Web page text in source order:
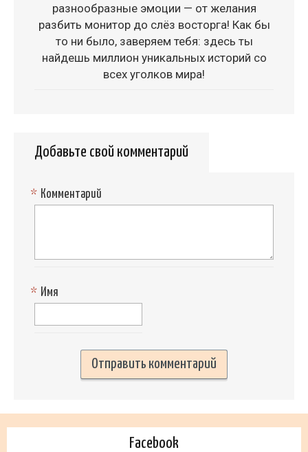
разнообразные эмоции — от желания
разбить монитор до слёз восторга! Как бы
то ни было, заверяем тебя: здесь ты
найдешь миллион уникальных историй со
всех уголков мира!
Добавьте свой комментарий
Комментарий
*
Имя
*
Facebook